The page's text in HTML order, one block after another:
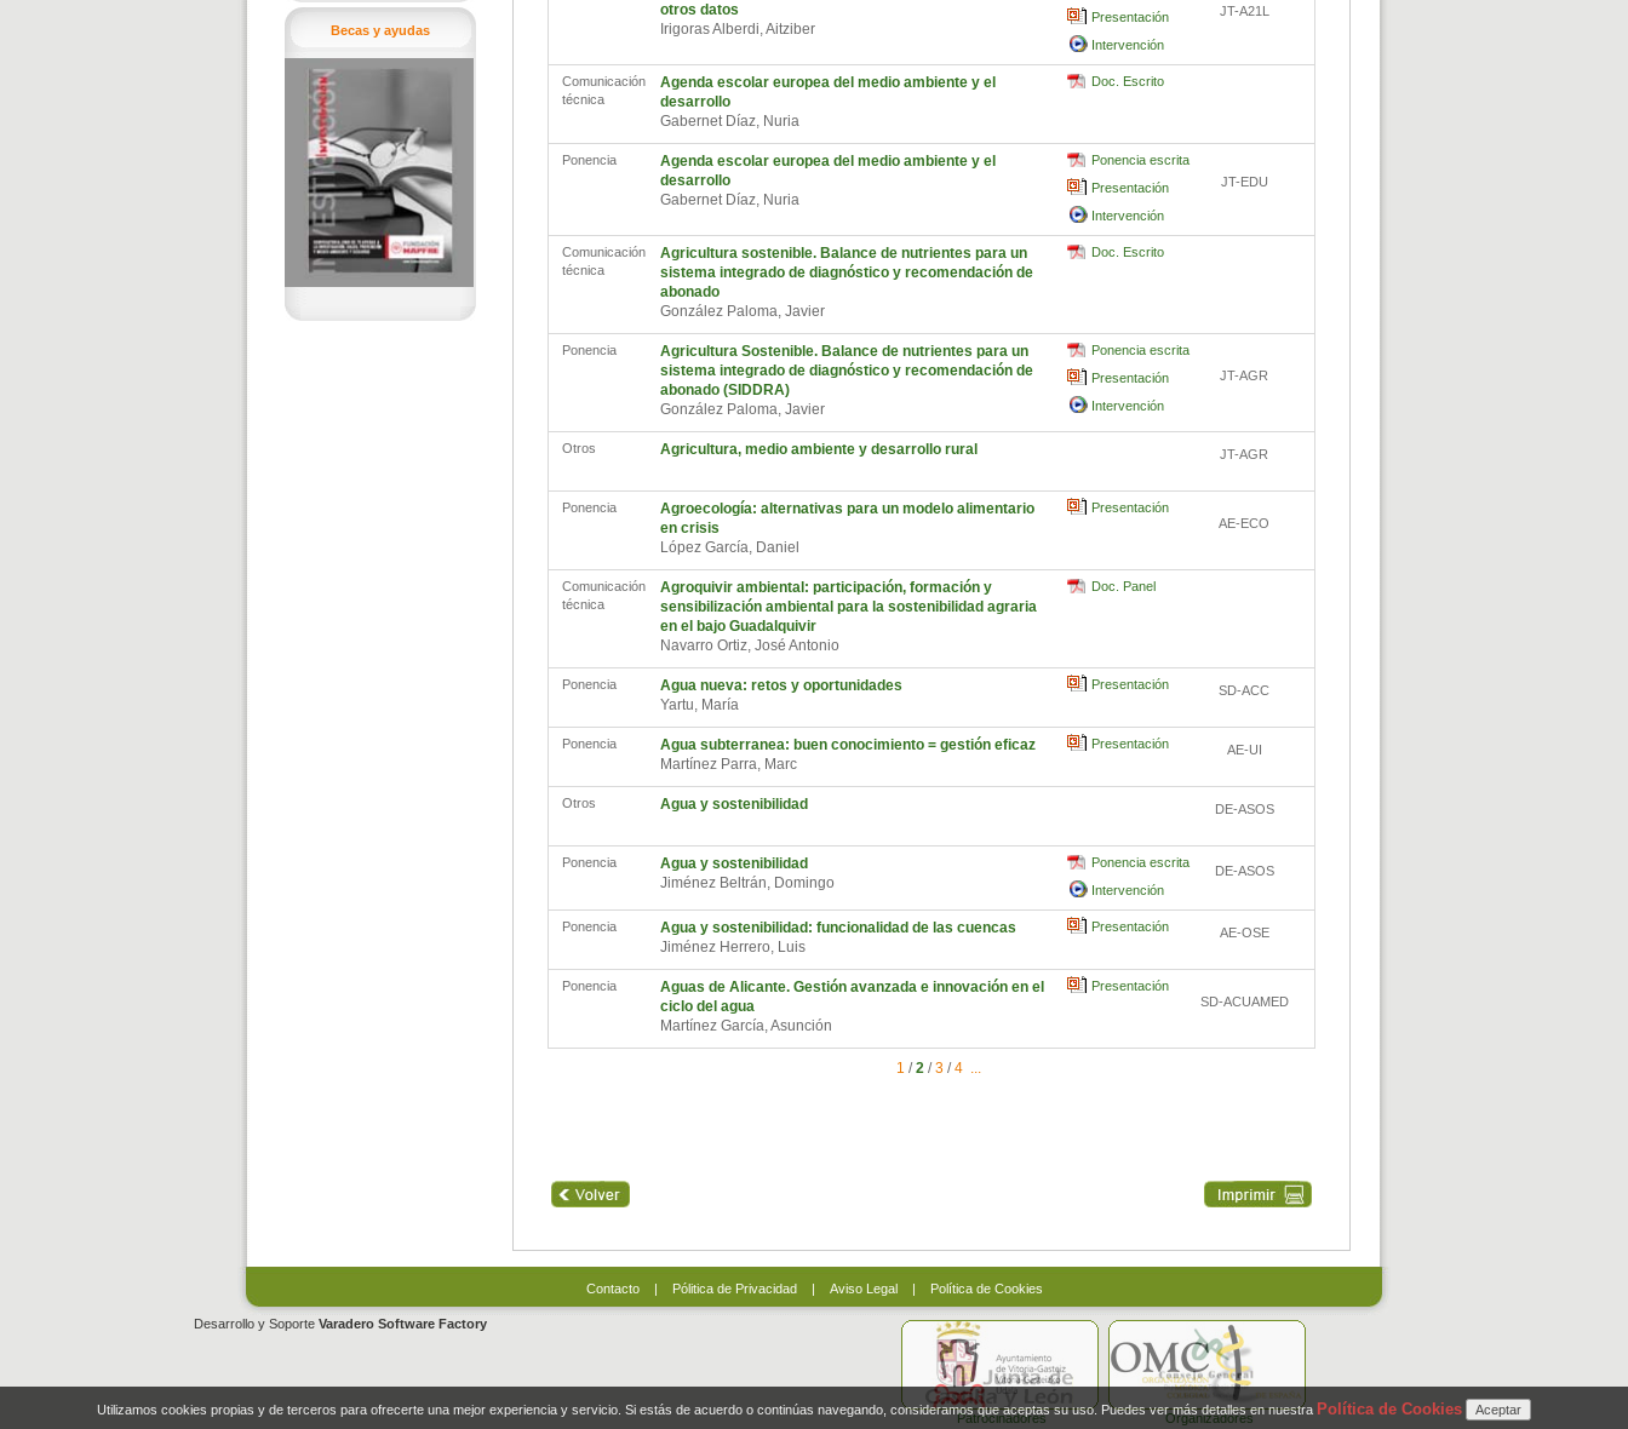
Becas y ayudas
otros datos
Irigoras Alberdi, Aitziber
Presentación
Intervención
JT-A21L
Comunicación
técnica
Agenda escolar europea del medio ambiente y el
desarrollo
Gabernet Díaz, Nuria
Doc. Escrito
Ponencia
Agenda escolar europea del medio ambiente y el
desarrollo
Gabernet Díaz, Nuria
Ponencia escrita
Presentación
Intervención
JT-EDU
Comunicación
técnica
Agricultura sostenible. Balance de nutrientes para un
sistema integrado de diagnóstico y recomendación de
abonado
González Paloma, Javier
Doc. Escrito
Ponencia
Agricultura Sostenible. Balance de nutrientes para un
sistema integrado de diagnóstico y recomendación de
abonado (SIDDRA)
González Paloma, Javier
Ponencia escrita
Presentación
Intervención
JT-AGR
Otros Agricultura, medio ambiente y desarrollo rural JT-AGR
Ponencia
Agroecología: alternativas para un modelo alimentario
en crisis
López García, Daniel
Presentación
AE-ECO
Comunicación
técnica
Agroquivir ambiental: participación, formación y
sensibilización ambiental para la sostenibilidad agraria
en el bajo Guadalquivir
Navarro Ortiz, José Antonio
Doc. Panel
Ponencia
Agua nueva: retos y oportunidades
Yartu, María
Presentación SD-ACC
Ponencia
Agua subterranea: buen conocimiento = gestión eficaz
Martínez Parra, Marc
Presentación AE-UI
Otros Agua y sostenibilidad DE-ASOS
Ponencia
Agua y sostenibilidad
Jiménez Beltrán, Domingo
Ponencia escrita
Intervención
DE-ASOS
Ponencia
Agua y sostenibilidad: funcionalidad de las cuencas
Jiménez Herrero, Luis
Presentación AE-OSE
Ponencia
Aguas de Alicante. Gestión avanzada e innovación en el
ciclo del agua
Martínez García, Asunción
Presentación
SD-ACUAMED
1 /2 / 3 / 4 ...
Contacto| Pólitica de Privacidad| Aviso Legal| Política de Cookies
Desarrollo y Soporte Varadero Software Factory
Patrocinadores Organizadores
Utilizamos cookies propias y de terceros para ofrecerte una mejor experiencia y servicio. Si estás de acuerdo o continúas navegando, consideramos que aceptas su uso. Puedes ver más detalles en nuestra Política de Cookies